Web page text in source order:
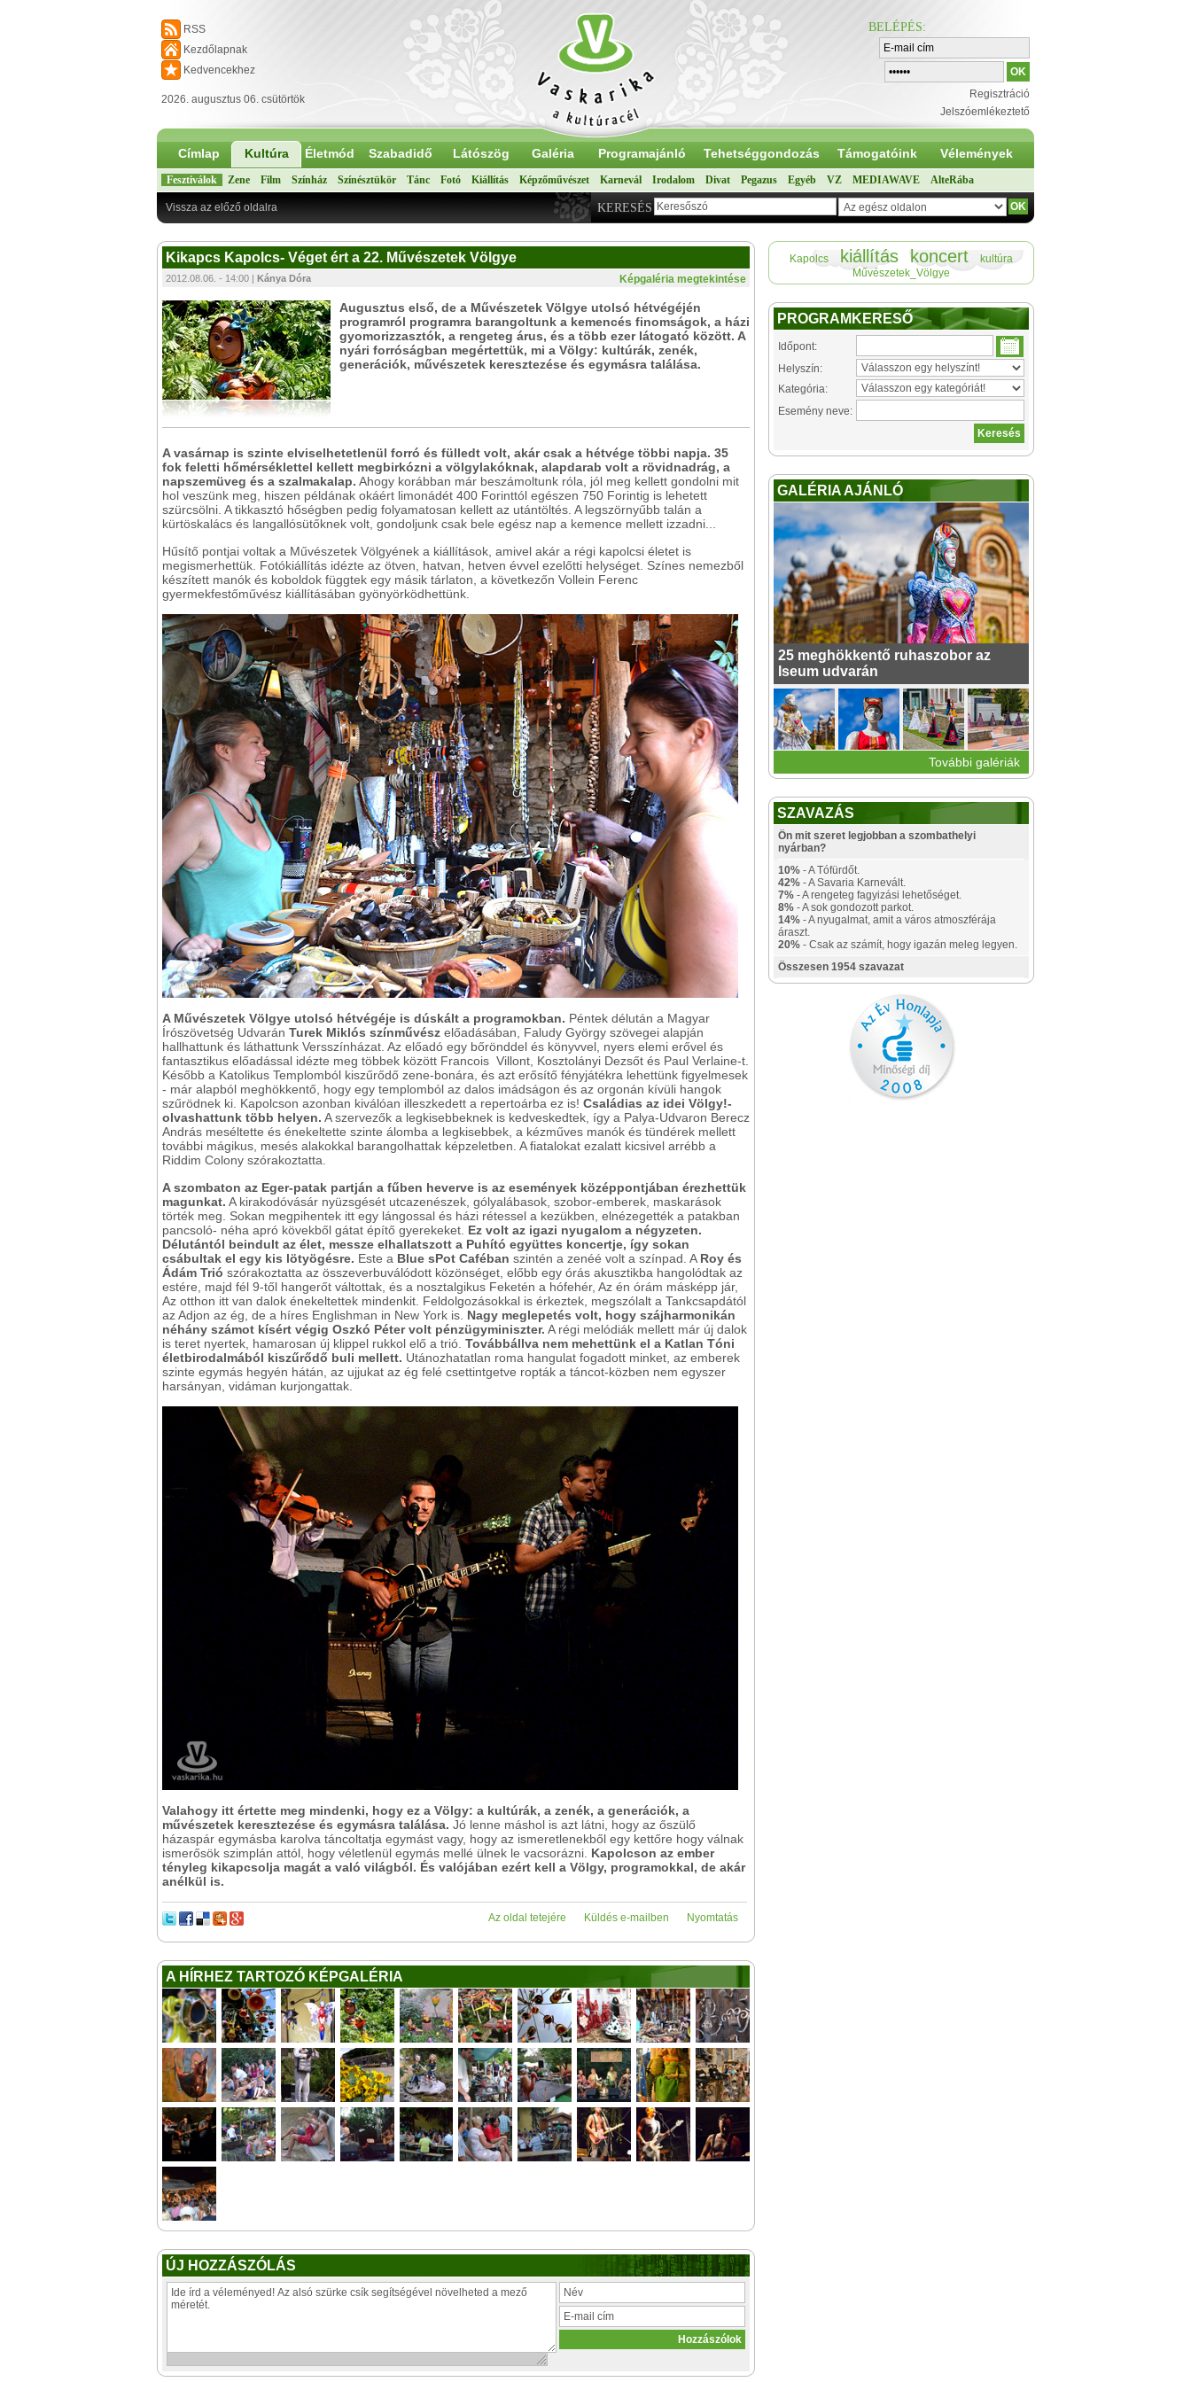
RSS
Kezdőlapnak
Kedvencekhez
2026. augusztus 06. csütörtök
BELÉPÉS:
Regisztráció
Jelszóemlékeztető
Címlap Kultúra Életmód Szabadidő Látószög Galéria Programajánló Tehetséggondozás Támogatóink Vélemények
Fesztiválok Zene Film Színház Színésztükör Tánc Fotó Kiállítás Képzőművészet Karnevál Irodalom Divat Pegazus Egyéb VZ MEDIAWAVE AlteRába
KERESÉS
Vissza az előző oldalra
Kikapcs Kapolcs- Véget ért a 22. Művészetek Völgye
Képgaléria megtekintése
2012.08.06. - 14:00 | Kánya Dóra
Augusztus első, de a Művészetek Völgye utolsó hétvégéjén
programról programra barangoltunk a kemencés finomságok, a házi
gyomorizzasztók, a rengeteg árus, és a több ezer látogató között. A
nyári forróságban megértettük, mi a Völgy: kultúrák, zenék,
generációk, művészetek keresztezése és egymásra találása.
Avasárnap is szinte elviselhetetlenül forró és fülledt volt, akár csak a hétvége többi napja. 35
fok feletti hőmérséklettel kellett megbirkózni a völgylakóknak, alapdarab volt a rövidnadrág, a
napszemüveg és a szalmakalap. Ahogy korábban már beszámoltunk róla, jól meg kellett gondolni mit
hol veszünk meg, hiszen példának okáért limonádét 400 Forinttól egészen 750 Forintig is lehetett
szürcsölni. A tikkasztó hőségben pedig folyamatosan kellett az utántöltés. A legszörnyűbb talán a
kürtöskalács és langallósütőknek volt, gondoljunk csak bele egész nap a kemence mellett izzadni...
Hűsítő pontjai voltak a Művészetek Völgyének a kiállítások, amivel akár a régi kapolcsi életet is
megismerhettük. Fotókiállítás idézte az ötven, hatvan, hetven évvel ezelőtti helységet. Színes nemezből
készített manók és koboldok függtek egy másik tárlaton, a következőn Vollein Ferenc
gyermekfestőművész kiállításában gyönyörködhettünk.
A Művészetek Völgye utolsó hétvégéje is dúskált a programokban. Péntek délután a Magyar
Írószövetség Udvarán Turek Miklós színművész előadásában, Faludy György szövegei alapján
hallhattunk és láthattunk Versszínházat. Az előadó egy bőrönddel és könyvvel, nyers elemi erővel és
fantasztikus előadással idézte meg többek között Francois Villont, Kosztolányi Dezsőt és Paul Verlaine-t.
Később a Katolikus Templomból kiszűrődő zene-bonára, és azt erősítő fényjátékra lehettünk figyelmesek
- már alapból meghökkentő, hogy egy templomból az dalos imádságon és az orgonán kívüli hangok
szűrödnek ki. Kapolcson azonban kiválóan illeszkedett a repertoárba ez is! Családias az idei Völgy!-
olvashattunk több helyen. A szervezők a legkisebbeknek is kedveskedtek, így a Palya-Udvaron Berecz
András meséltette és énekeltette szinte álomba a legkisebbek, a kézműves manók és tündérek mellett
további mágikus, mesés alakokkal barangolhattak képzeletben. A fiatalokat ezalatt kicsivel arrébb a
Riddim Colony szórakoztatta.
A szombaton az Eger-patak partján a fűben heverve is az események középpontjában érezhettük
magunkat. A kirakodóvásár nyüzsgését utcazenészek, gólyalábasok, szobor-emberek, maskarások
törték meg. Sokan megpihentek itt egy lángossal és házi rétessel a kezükben, elnézegették a patakban
pancsoló- néha apró kövekből gátat építő gyerekeket. Ez volt az igazi nyugalom a négyzeten.
Délutántól beindult az élet, messze elhallatszott a Puhító együttes koncertje, így sokan
csábultak el egy kis lötyögésre. Este a Blue sPot Caféban szintén a zenéé volt a színpad. A Roy és
Ádám Trió szórakoztatta az összeverbuválódott közönséget, előbb egy órás akusztikba hangolódtak az
estére, majd fél 9-től hangerőt váltottak, és a nosztalgikus Feketén a hófehér, Az én órám másképp jár,
Az otthon itt van dalok énekeltettek mindenkit. Feldolgozásokkal is érkeztek, megszólalt a Tankcsapdától
az Adjon az ég, de a híres Englishman in New York is. Nagy meglepetés volt, hogy szájharmonikán
néhány számot kísért végig Oszkó Péter volt pénzügyminiszter. A régi melódiák mellett már új dalok
is teret nyertek, hamarosan új klippel rukkol elő a trió. Továbbállva nem mehettünk el a Katlan Tóni
életbirodalmából kiszűrődő buli mellett. Utánozhatatlan roma hangulat fogadott minket, az emberek
szinte egymás hegyén hátán, az ujjukat az ég felé csettintgetve ropták a táncot-közben nem egyszer
harsányan, vidáman kurjongattak.
Valahogy itt értette meg mindenki, hogy ez a Völgy: a kultúrák, a zenék, a generációk, a
művészetek keresztezése és egymásra találása. Jó lenne máshol is azt látni, hogy az őszülő
házaspár egymásba karolva táncoltatja egymást vagy, hogy az ismeretlenekből egy kettőre hogy válnak
ismerősök szimplán attól, hogy véletlenül egymás mellé ülnek le vacsorázni. Kapolcson az ember
tényleg kikapcsolja magát a való világból. És valójában ezért kell a Völgy, programokkal, de akár
anélkül is.
Nyomtatás
Küldés e-mailben
Az oldal tetejére
A HÍRHEZ TARTOZÓ KÉPGALÉRIA
ÚJ HOZZÁSZÓLÁS
Kapolcs kiállítás koncert
kultúra
Művészetek_Völgye
PROGRAMKERESŐ
Időpont:
Helyszín:
Kategória:
Esemény neve:
GALÉRIA AJÁNLÓ
25 meghökkentő ruhaszobor az
Iseum udvarán
További galériák
SZAVAZÁS
Ön mit szeret legjobban a szombathelyi
nyárban?
10% - A Tófürdőt.
42% - A Savaria Karnevált.
7% - A rengeteg fagyizási lehetőséget.
8% - A sok gondozott parkot.
14% - A nyugalmat, amit a város atmoszférája
áraszt.
20% - Csak az számít, hogy igazán meleg legyen.
Összesen 1954 szavazat